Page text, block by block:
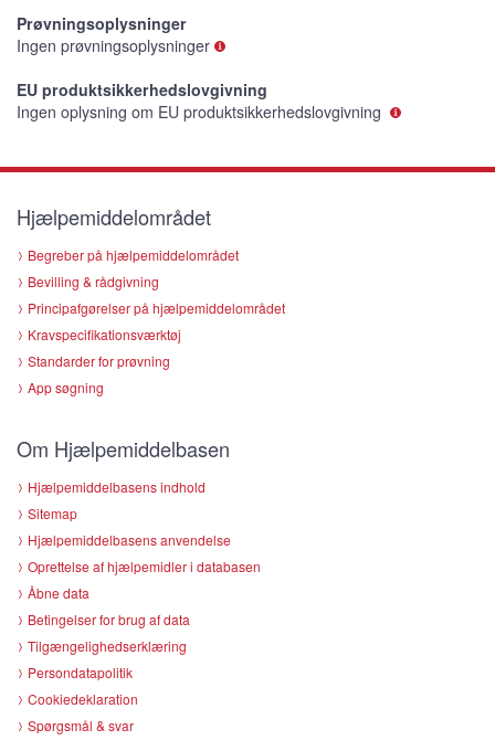
Prøvningsoplysninger
Ingen prøvningsoplysninger
EU produktsikkerhedslovgivning
Ingen oplysning om EU produktsikkerhedslovgivning
Hjælpemiddelområdet
Begreber på hjælpemiddelområdet
Bevilling & rådgivning
Principafgørelser på hjælpemiddelområdet
Kravspecifikationsværktøj
Standarder for prøvning
App søgning
Om Hjælpemiddelbasen
Hjælpemiddelbasens indhold
Sitemap
Hjælpemiddelbasens anvendelse
Oprettelse af hjælpemidler i databasen
Åbne data
Betingelser for brug af data
Tilgængelighedserklæring
Persondatapolitik
Cookiedeklaration
Spørgsmål & svar